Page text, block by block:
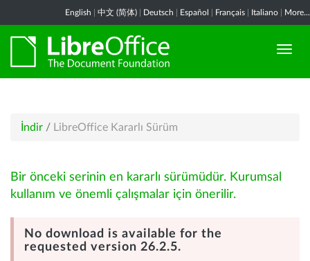
English 中文 (简体) Deutsch Español Français Italiano More...
İndir / LibreOffice Kararlı Sürüm
Bir önceki serinin en kararlı sürümüdür. Kurumsal
kullanım ve önemli çalışmalar için önerilir.
No download is available for the
requested version 26.2.5.